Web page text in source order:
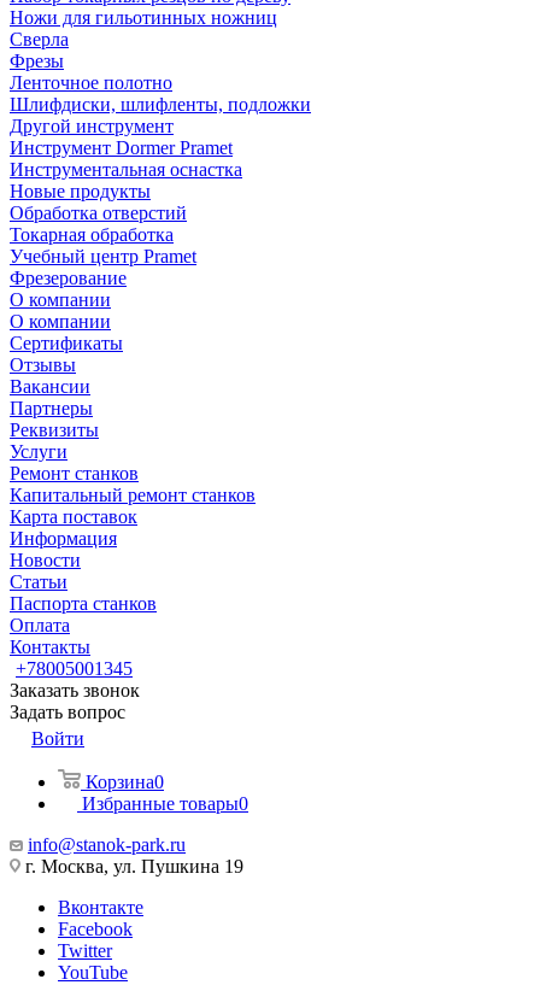
Ножи для гильотинных ножниц
Сверла
Фрезы
Ленточное полотно
Шлифдиски, шлифленты, подложки
Другой инструмент
Инструмент Dormer Pramet
Инструментальная оснастка
Новые продукты
Обработка отверстий
Токарная обработка
Учебный центр Pramet
Фрезерование
О компании
О компании
Сертификаты
Отзывы
Вакансии
Партнеры
Реквизиты
Услуги
Ремонт станков
Капитальный ремонт станков
Карта поставок
Информация
Новости
Статьи
Паспорта станков
Оплата
Контакты
+78005001345
Заказать звонок
Задать вопрос
Войти
Корзина0
Избранные товары0
info@stanok-park.ru
г. Москва, ул. Пушкина 19
Вконтакте
Facebook
Twitter
YouTube